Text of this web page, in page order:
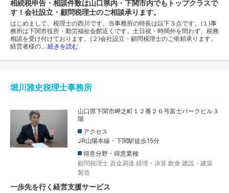
相続税申告・相談件数は山口県内・下関市内でもトップクラスで
す！会社設立・顧問税理士のご相談承ります。
はじめまして。税理士の西川です。当事務所の特長は以下３点です。(１)事
務所は下関市役所・勤労福祉会館近くです。土日祝・時間外を問わず、税務
相談を受け付けております。(２)会社設立・顧問税理士のご依頼承ります。
経営者様の… 続きを読む
堀川雅史税理士事務所
山口県下関市岬之町１２番２６号富士パークビル３
階
アクセス
JR山陽本線・下関駅徒歩15分
得意分野・得意業種
顧問税理士 資金調達 経理・決算 飲食 建設・建築
製造
一歩先を行く経営支援サービス